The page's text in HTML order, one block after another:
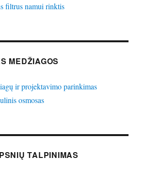
filtrus namui rinktis
MEDŽIAGOS
ir projektavimo parinkimas
osmosas
TALPINIMAS